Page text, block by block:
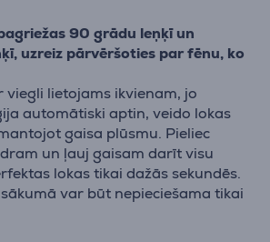
90 grādu leņķī un
uzreiz pārvēršoties par fēnu, ko
viegli lietojams ikvienam, jo
automātiski aptin, veido lokas
gaisa plūsmu. Pieliec
un ļauj gaisam darīt visu
lokas tikai dažās sekundēs.
var būt nepieciešama tikai